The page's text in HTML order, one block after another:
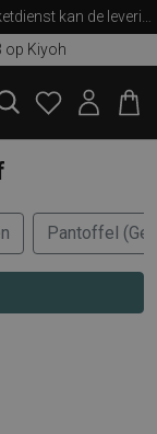
op Kiyoh
Pantoffel